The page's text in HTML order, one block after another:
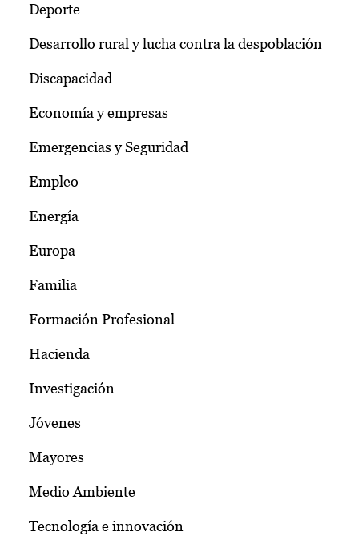
Deporte
Desarrollo rural y lucha contra la despoblación
Discapacidad
Economía y empresas
Emergencias y Seguridad
Empleo
Energía
Europa
Familia
Formación Profesional
Hacienda
Investigación
Jóvenes
Mayores
Medio Ambiente
Tecnología e innovación